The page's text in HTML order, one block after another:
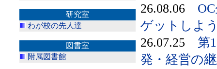
研究室
わが校の先人達
図書室
附属図書館
26.08.06
ゲットしよ
26.07.25 第
発・経営の